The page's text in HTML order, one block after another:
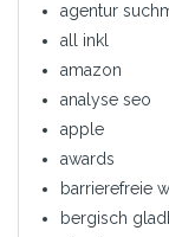
agentur
all inkl
amazon
analyse seo
apple
awards
barrierefreie
bergisch